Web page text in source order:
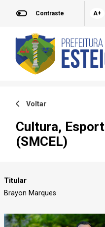
Contraste A+
Voltar
Cultura,
(SMCEL)
Titular
Brayon Marques